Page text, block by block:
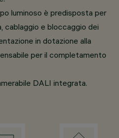
luminoso è predisposta per
cablaggio e bloccaggio dei
in dotazione alla
per il completamento
DALI integrata.